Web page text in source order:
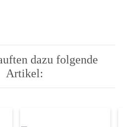
dazu folgende
Artikel: